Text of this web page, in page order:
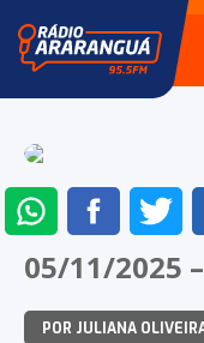
ENVIAR
NO
WHATSAPP
NO
FACEBOOK
05/11/2025
POR JULIANA